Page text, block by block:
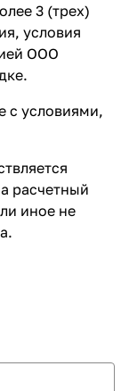
3 (трех)
условия
ООО
с условиями,
расчетный
иное не